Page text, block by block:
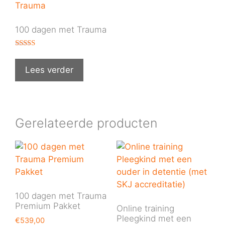
100 dagen met Trauma
d
5.00
uit 5Lees verder
Gerelateerde producten
100 dagen met Trauma
Premium Pakket
€539,00
Online training
Pleegkind met een